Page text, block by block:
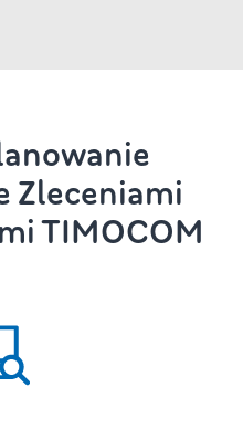
Zleceniami
TIMOCOM